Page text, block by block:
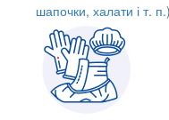
шапочки, халати і т. п.)